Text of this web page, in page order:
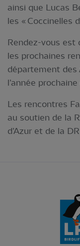
ainsi que Lucas
les « Coccinelles
Rendez-vous est
les prochaines
département des
l’année prochaine
Les rencontres
au soutien de la
d’Azur et de la